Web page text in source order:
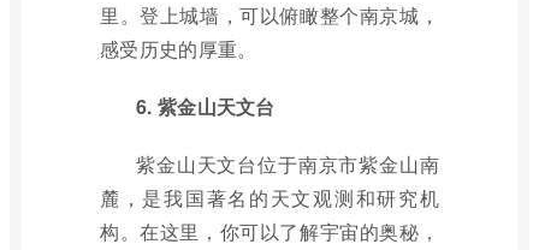
里。登上城墙，可以俯瞰整个南京城，
感受历史的厚重。
6. 紫金山天文台
紫金山天文台位于南京市紫金山南
麓，是我国著名的天文观测和研究机
构。在这里，你可以了解宇宙的奥秘，